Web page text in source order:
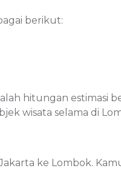
berikut:
hitungan estimasi
wisata selama di
ke Lombok.